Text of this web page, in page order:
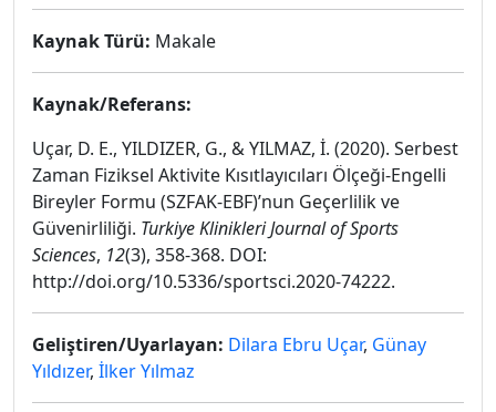
Kaynak Türü: Makale
Kaynak/Referans:
Uçar, D. E., YILDIZER, G., & YILMAZ, İ. (2020). Serbest
Zaman Fiziksel Aktivite Kısıtlayıcıları Ölçeği-Engelli
Bireyler Formu (SZFAK-EBF)’nun Geçerlilik ve
Güvenirliliği. Turkiye Klinikleri Journal of Sports
Sciences, 12(3), 358-368. DOI:
http://doi.org/10.5336/sportsci.2020-74222.
Geliştiren/Uyarlayan: Dilara Ebru Uçar, Günay
Yıldızer, İlker Yılmaz